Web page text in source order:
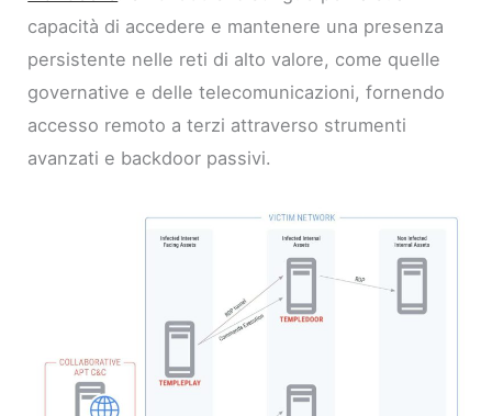
capacità di accedere e mantenere una presenza
persistente nelle reti di alto valore, come quelle
governative e delle telecomunicazioni, fornendo
accesso remoto a terzi attraverso strumenti
avanzati e backdoor passivi.